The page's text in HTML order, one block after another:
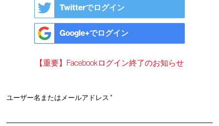
Twitterでログイン
Google+でログイン
【重要】Facebookログイン終了のお知らせ
ユーザー名またはメールアドレス*必